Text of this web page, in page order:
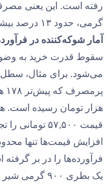
گرمی، حدود ۱۳ درصد بیشتر از هفته‌های قبل هزینه کنند.
آمار شوکه‌کننده در
سقوط قدرت خرید به
می‌شود. برای مثال،
هزار تومان رسیده است.
قیمت ۵۷,۵۰۰
افزایش قیمت‌ها تنها
فرآورده‌ها را در بر